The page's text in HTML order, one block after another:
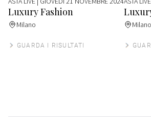
Luxury Fashion
Milano
GUARDA I RISULTATI
Milano